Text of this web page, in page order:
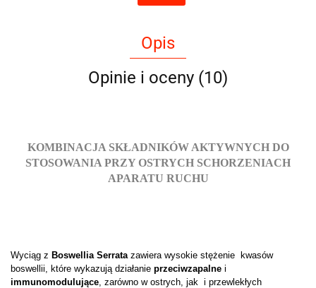
Opis
Opinie i oceny (10)
KOMBINACJA SKŁADNIKÓW AKTYWNYCH DO
STOSOWANIA PRZY OSTRYCH SCHORZENIACH
APARATU RUCHU
Wyciąg z Boswellia Serratazawiera wysokie stężenie kwasów
boswellii, które wykazują działanie przeciwzapalne i
immunomodulujące, zarówno w ostrych, jak i przewlekłych